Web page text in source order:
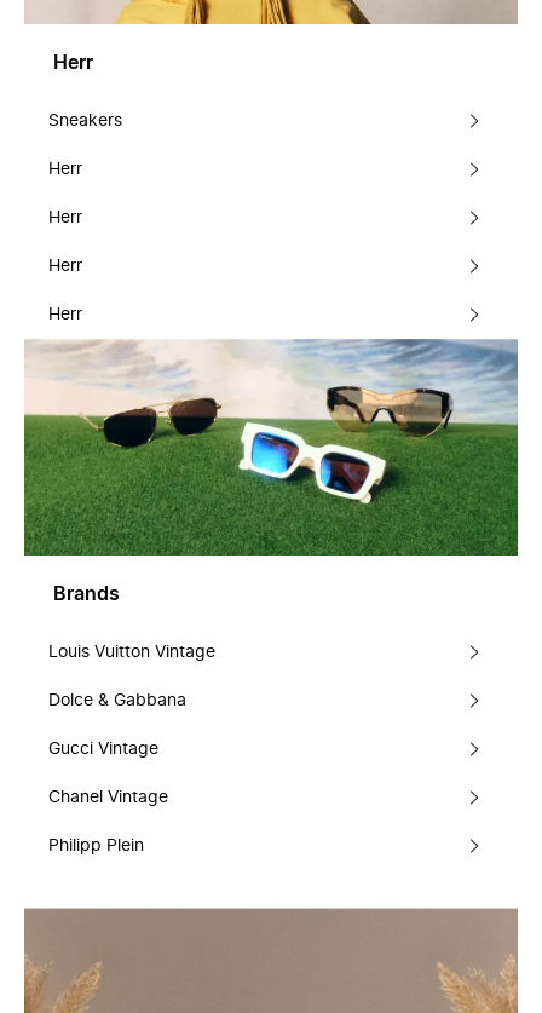
Herr
Sneakers
Herr
Herr
Herr
Herr
Brands
Louis Vuitton Vintage
Dolce & Gabbana
Gucci Vintage
Chanel Vintage
Philipp Plein